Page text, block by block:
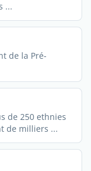
...
de la Pré-
de 250 ethnies
de milliers ...